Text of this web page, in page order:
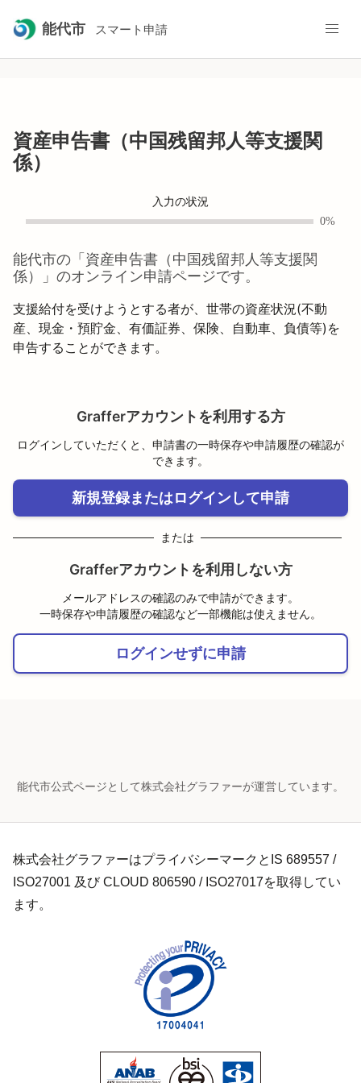
能代市 スマート申請
資産申告書（中国残留邦人等支援関
係）
入力の状況
0%
能代市の「 資産申告書（中国残留邦人等支援関
係）
」のオンライン申請ページです。
支援給付を受けようとする者が、世帯の資産状況(不動
産、現金・預貯金、有価証券、保険、自動車、負債等)を
申告することができます。
Grafferアカウントを利用する方
ログインしていただくと、申請書の一時保存や申請履歴の確認が
できます。
新規登録またはログインして申請
または
Grafferアカウントを利用しない方
メールアドレスの確認のみで申請ができます。
一時保存や申請履歴の確認など一部機能は使えません。
ログインせずに申請
能代市公式ページとして株式会社グラファーが運営しています。
株式会社グラファーはプライバシーマークとIS 689557 /
ISO27001 及び CLOUD 806590 / ISO27017を取得してい
ます。